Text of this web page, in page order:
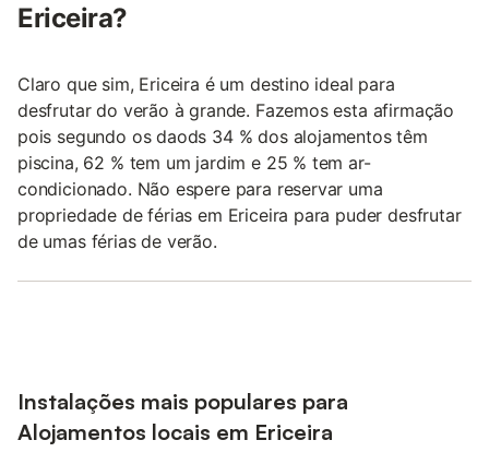
Ericeira?
Claro que sim, Ericeira é um destino ideal para
desfrutar do verão à grande. Fazemos esta afirmação
pois segundo os daods 34 % dos alojamentos têm
piscina, 62 % tem um jardim e 25 % tem ar-
condicionado. Não espere para reservar uma
propriedade de férias em Ericeira para puder desfrutar
de umas férias de verão.
Instalações mais populares para
Alojamentos locais em Ericeira